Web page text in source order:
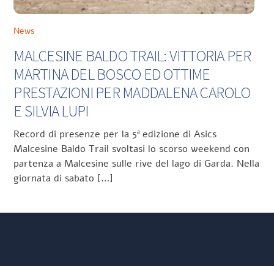
News
MALCESINE BALDO TRAIL: VITTORIA PER
MARTINA DEL BOSCO ED OTTIME
PRESTAZIONI PER MADDALENA CAROLO
E SILVIA LUPI
Record di presenze per la 5ª edizione di Asics
Malcesine Baldo Trail svoltasi lo scorso weekend con
partenza a Malcesine sulle rive del lago di Garda. Nella
giornata di sabato […]